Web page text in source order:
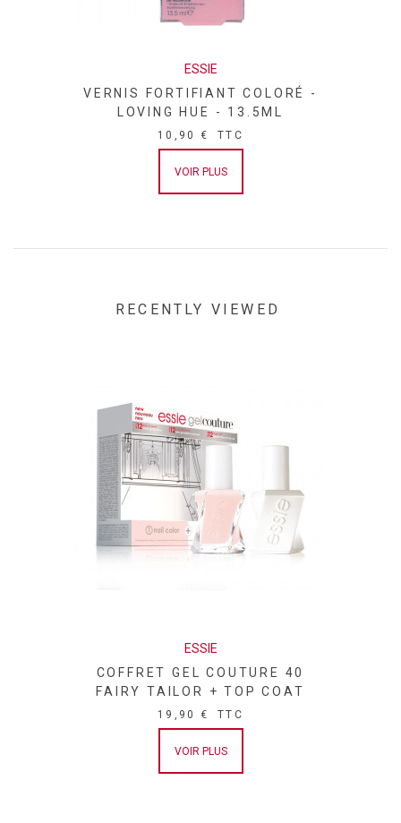
FERRIC AMMONIUM FERROCYANIDE • CI 77266 [NANO] /
BLACK 2 • CI 77000 / ALUMINUM POWDER • CI 77163 /
FERROCYANIDE • CI 77400 / BRONZE POWDER • CI 77400 /
COPPER POWDER • CI 42090 / BLUE 1 LAKE • CI 77820 /
ESSIE
VERNIS FORTIFIANT COLORÉ -
LOVING HUE - 13.5ML
10,90 € TTC
VOIR PLUS
RECENTLY VIEWED
ESSIE
COFFRET GEL COUTURE 40
FAIRY TAILOR + TOP COAT
19,90 € TTC
VOIR PLUS